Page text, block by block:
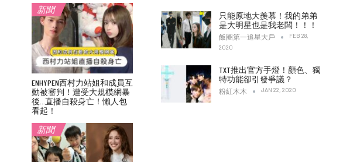
只能原地大羨慕！我的弟弟
是大明星也是我老闆！！！
飯圈第一追星大戶
FEB 28,
2020
TXT推出官方手燈！顏色、獨
特功能卻引發爭議？
粉紅木木 JAN 22, 2020
新聞
ENHYPEN西村力站姐和成員互
動被審判！遭受大規模網暴
後…直播自殺身亡！懶人包
看起！
新聞